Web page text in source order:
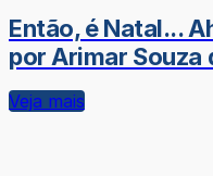
Então, é Natal...
por Arimar Souza
Veja mais